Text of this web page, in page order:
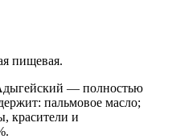
пищевая.
— полностью
пальмовое масло;
красители и